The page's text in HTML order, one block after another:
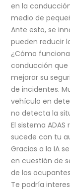
en la
medio de
Ante esto, se
pueden reducir
¿Cómo
conducción que
mejorar su
de incidentes.
vehículo en
no detecta la
El sistema
sucede con tu
Gracias a la IA
en cuestión de
de los
Te podría